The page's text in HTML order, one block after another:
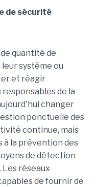
de sécurité
quantité de
système ou
et réagir
de la
changer
ponctuelle des
continue, mais
à la prévention des
de détection
réseaux
de fournir de